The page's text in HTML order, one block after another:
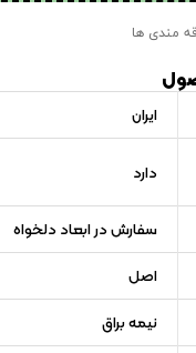
مندی ها
ایران
دارد
سفارش در ابعاد دلخواه
اصل
نیمه براق